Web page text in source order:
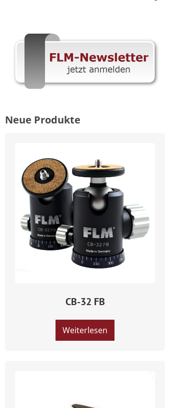
Neue Produkte
CB-32 FB
Weiterlesen